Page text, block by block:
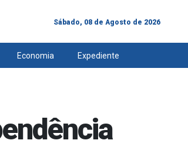
Sábado, 08 de Agosto de 2026
Economia Expediente